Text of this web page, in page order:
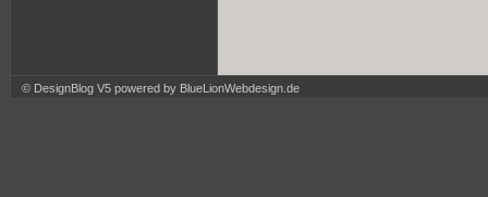
© DesignBlog V5 powered by BlueLionWebdesign.de